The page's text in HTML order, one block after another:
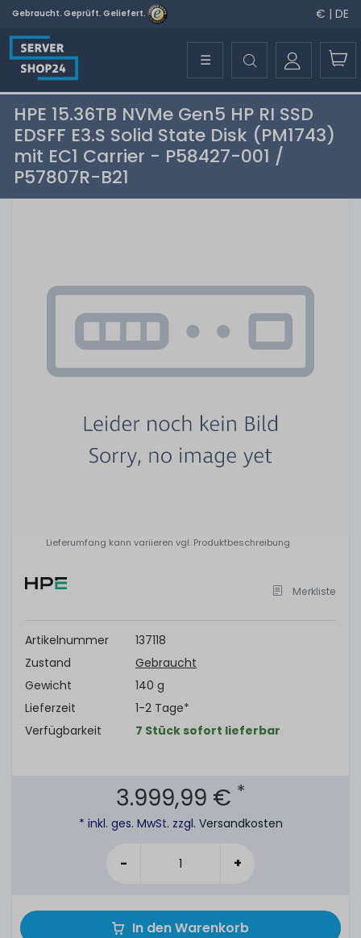
Gebraucht. Geprüft. Geliefert. € | DE
☰
HPE 15.36TB NVMe Gen5 HP RI SSD
EDSFF E3.S Solid State Disk (PM1743)
mit EC1 Carrier - P58427-001 /
P57807R-B21
Lieferumfang kann variieren vgl. Produktbeschreibung
Merkliste
Artikelnummer
137118
Zustand
Gebraucht
Gewicht
140 g
Lieferzeit
1-2 Tage*
Verfügbarkeit
7 Stück sofort lieferbar
3.999,99 € *
* inkl. ges. MwSt. zzgl. Versandkosten
- +
In den Warenkorb